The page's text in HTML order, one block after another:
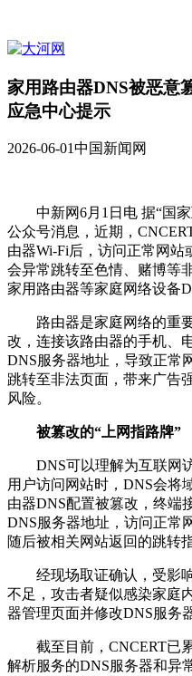
家用路由器DNS被恶意
应急中心提示
2026-06-01中国新闻网
中新网6月1日电 据“国家
公众号消息，近期，
由器Wi-Fi后，访问正常网站
会异常跳转至色情、赌博等
家用路由器等家庭网络设备
路由器是家庭网络的重要
改，连接该路由器的手机、
DNS服务器地址，导致正常
跳转至非法页面，带来广告
风险。
被篡改的“上网指路牌”
DNS可以理解为互联网访
用户访问网站时，DNS会将
由器DNS配置被篡改，终端
DNS服务器地址，访问正常
随后被相关网站返回的跳转
经现场取证确认，受影响
不足，攻击者疑似感染家庭
器管理页面并修改DNS服务
截至目前，CNCERT已累
解析服务的DNS服务器和异